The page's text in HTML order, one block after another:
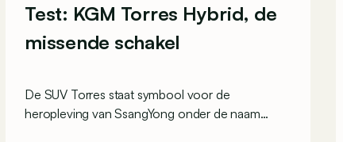
Test: KGM Torres Hybrid, de
missende schakel
De SUV Torres staat symbool voor de
heropleving van SsangYong onder de naam